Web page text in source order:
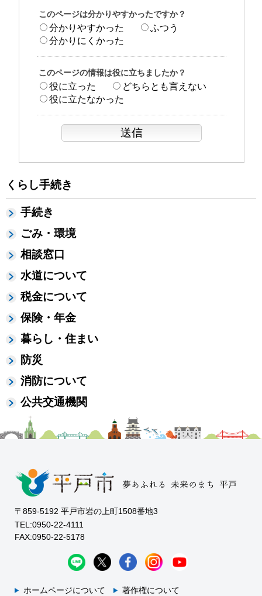
くらし手続き
手続き
ごみ・環境
相談窓口
水道について
税金について
保険・年金
暮らし・住まい
防災
消防について
公共交通機関
このページは分かりやすかったですか？
分かりやすかった
ふつう
分かりにくかった
このページの情報は役に立ちましたか？
役に立った
どちらとも言えない
役に立たなかった
〒859-5192 平戸市岩の上町1508番地3
TEL:0950-22-4111
FAX:0950-22-5178
ホームページについて 著作権について